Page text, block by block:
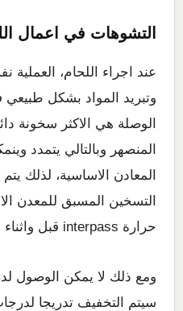
التشوهات في اعمال
عند اجراء اللحام، العملية
وتبريد المواد بشكل
الوصلة هي الاكثر سخونة
المنصهر وبالتالي يتمدد
المعادن الاساسية، لذلك
التسخين المسبق للمعدن
حرارة interpass قبل واثناء عمليات اللحام.
ومع ذلك لا يمكن الوصول
سيتم التخفيف تدريجا